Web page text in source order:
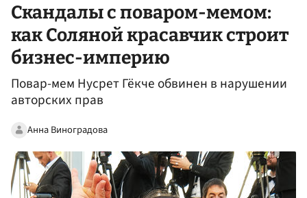
Скандалы с поваром-мемом:
как Соляной красавчик строит
бизнес-империю
Повар-мем Нусрет Гёкче обвинен в нарушении
авторских прав
Анна Виноградова